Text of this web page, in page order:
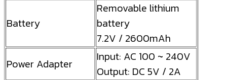
Battery
Removable lithium
battery
7.2V / 2600mAh
Power Adapter
Input: AC 100 ~ 240V
Output: DC 5V / 2A